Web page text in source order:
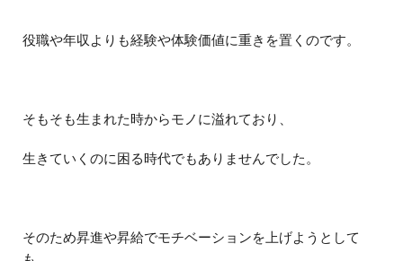
役職や年収よりも経験や体験価値に重きを置くのです。
そもそも生まれた時からモノに溢れており、
生きていくのに困る時代でもありませんでした。
そのため昇進や昇給でモチベーションを上げようとして